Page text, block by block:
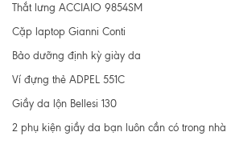
Thắt lưng ACCIAIO 9854SM
Cặp laptop Gianni Conti
Bảo dưỡng định kỳ giày da
Ví đựng thẻ ADPEL 551C
Giầy da lộn Bellesi 130
2 phụ kiện giầy da bạn luôn cần có trong nhà